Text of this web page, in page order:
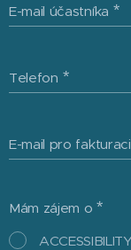
E-mail účastníka
Telefon
E-mail pro fakturaci
Mám zájem o
ACCESSIBILITY